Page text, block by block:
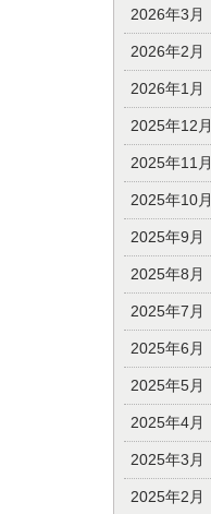
2026年3月
2026年2月
2026年1月
2025年12月
2025年11月
2025年10月
2025年9月
2025年8月
2025年7月
2025年6月
2025年5月
2025年4月
2025年3月
2025年2月